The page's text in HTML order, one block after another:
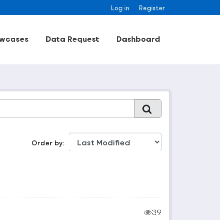
Log in Register
Data Request Dashboard
Order by
39